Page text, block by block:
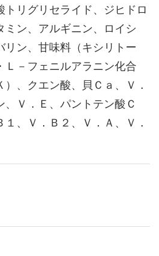
トリグリセライド、ジヒドロ
ミン、アルギニン、ロイシ
リン、甘味料（キシリトー
Ｌ－フェニルアラニン化合
、クエン酸、貝Ｃａ、Ｖ．
、Ｖ．Ｅ、パントテン酸Ｃ
１、Ｖ．Ｂ２、Ｖ．Ａ、Ｖ．